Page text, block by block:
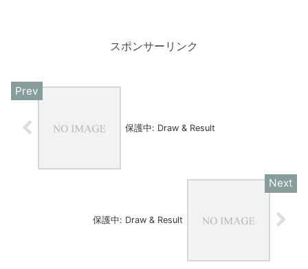
スポンサーリンク
保護中: Draw & Result
保護中: Draw & Result